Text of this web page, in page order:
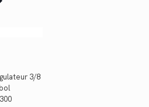
3/8